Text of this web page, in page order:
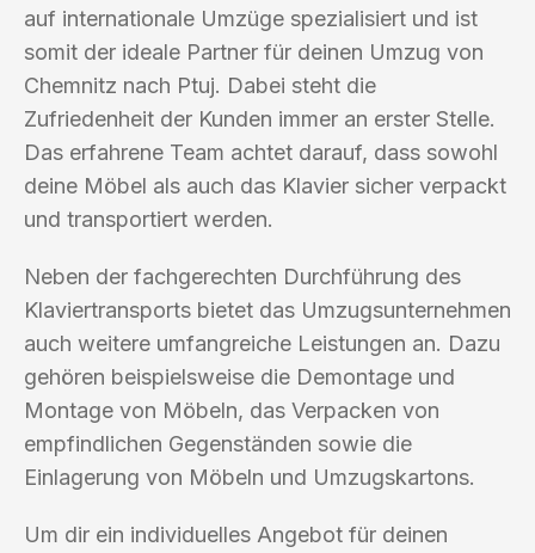
auf internationale Umzüge spezialisiert und ist
somit der ideale Partner für deinen Umzug von
Chemnitz nach Ptuj. Dabei steht die
Zufriedenheit der Kunden immer an erster Stelle.
Das erfahrene Team achtet darauf, dass sowohl
deine Möbel als auch das Klavier sicher verpackt
und transportiert werden.
Neben der fachgerechten Durchführung des
Klaviertransports bietet das Umzugsunternehmen
auch weitere umfangreiche Leistungen an. Dazu
gehören beispielsweise die Demontage und
Montage von Möbeln, das Verpacken von
empfindlichen Gegenständen sowie die
Einlagerung von Möbeln und Umzugskartons.
Um dir ein individuelles Angebot für deinen